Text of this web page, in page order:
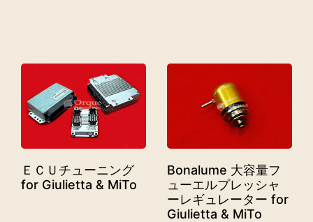
ＥＣＵチューニング
for Giulietta & MiTo
Bonalume 大容量フ
ューエルプレッシャ
ーレギュレーター for
Giulietta & MiTo